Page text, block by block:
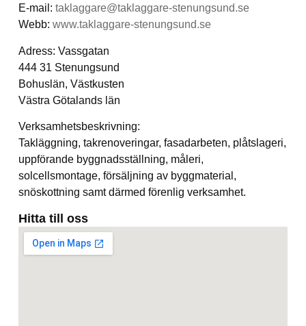
E-mail: taklaggare@taklaggare-stenungsund.se
Webb: www.taklaggare-stenungsund.se
Adress: Vassgatan
444 31 Stenungsund
Bohuslän, Västkusten
Västra Götalands län
Verksamhetsbeskrivning:
Takläggning, takrenoveringar, fasadarbeten, plåtslageri,
uppförande byggnadsställning, måleri,
solcellsmontage, försäljning av byggmaterial,
snöskottning samt därmed förenlig verksamhet.
Hitta till oss